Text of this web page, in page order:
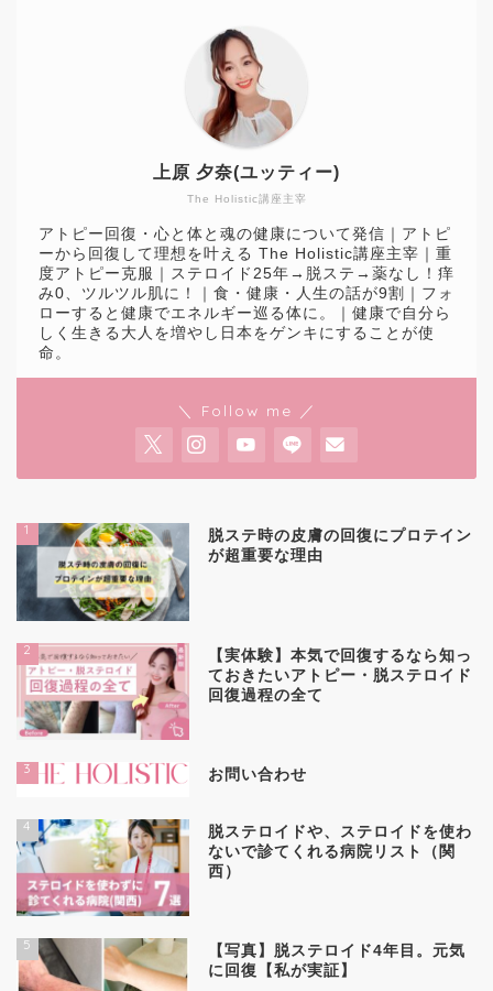
The Holistic講座主宰
上原 夕奈(ユッティー)
アトピー回復・心と体と魂の健康について発信｜アトピ
ーから回復して理想を叶える The Holistic講座主宰｜重
度アトピー克服｜ステロイド25年→脱ステ→薬なし！痒
み0、ツルツル肌に！｜食・健康・人生の話が9割｜フォ
ローすると健康でエネルギー巡る体に。｜健康で自分ら
しく生きる大人を増やし日本をゲンキにすることが使
命。
＼ Follow me ／
1
脱ステ時の皮膚の回復にプロテイン
が超重要な理由
2
【実体験】本気で回復するなら知っ
ておきたいアトピー・脱ステロイド
回復過程の全て
3 お問い合わせ
4
脱ステロイドや、ステロイドを使わ
ないで診てくれる病院リスト（関
西）
5
【写真】脱ステロイド4年目。元気
に回復【私が実証】